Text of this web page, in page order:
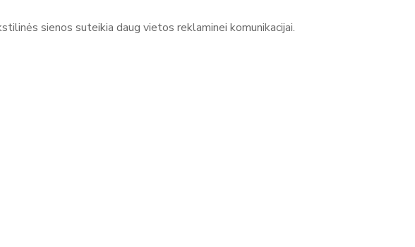
sienos suteikia daug vietos reklaminei komunikacijai.
erdvėse, kur svarbu aiškiai ir efektyviai pristatyti prekę ar prekės